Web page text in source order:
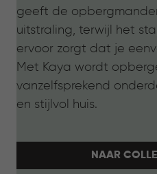
geeft de
uitstraling, terwijl het
ervoor zorgt dat je
Met Kaya wordt
vanzelfsprekend
en stijlvol huis.
NAAR